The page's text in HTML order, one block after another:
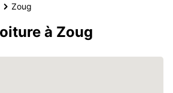
Zoug
à Zoug